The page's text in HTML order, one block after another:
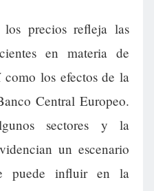
precios refleja las
en materia de
los efectos de la
Central Europeo.
sectores y la
un escenario
puede influir en la